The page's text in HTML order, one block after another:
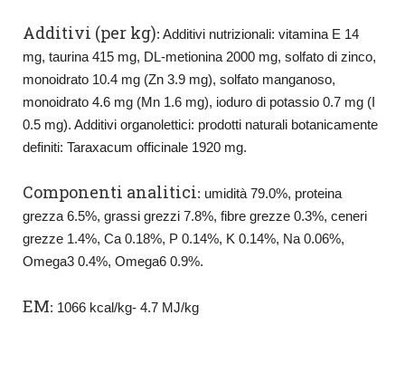
Additivi (per kg): Additivi nutrizionali: vitamina E 14
mg, taurina 415 mg, DL-metionina 2000 mg, solfato di zinco,
monoidrato 10.4 mg (Zn 3.9 mg), solfato manganoso,
monoidrato 4.6 mg (Mn 1.6 mg), ioduro di potassio 0.7 mg (I
0.5 mg). Additivi organolettici: prodotti naturali botanicamente
definiti: Taraxacum officinale 1920 mg.
Componenti analitici: umidità 79.0%, proteina
grezza 6.5%, grassi grezzi 7.8%, fibre grezze 0.3%, ceneri
grezze 1.4%, Ca 0.18%, P 0.14%, K 0.14%, Na 0.06%,
Omega3 0.4%, Omega6 0.9%.
EM: 1066 kcal/kg- 4.7 MJ/kg